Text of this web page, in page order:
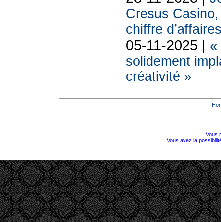
Cresus
chiffre d’affaires
05-11-2025 | «
solidement
créativité »
Vous
Vous avez la